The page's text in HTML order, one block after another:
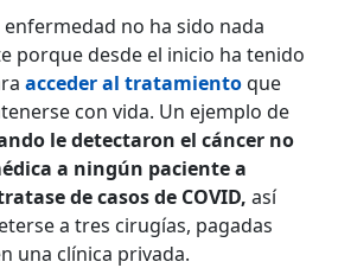
no ha sido nada
porque desde el inicio ha tenido
acceder al tratamientoque
con vida. Un ejemplo de
le detectaron el cáncer no
a ningún paciente a
de casos de COVID, así
a tres cirugías, pagadas
una clínica privada.